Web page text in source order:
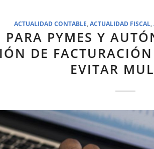
ACTUALIDAD CONTABLE ,ACTUALIDAD FISCAL ,
PARA PYMES Y
DE
EVITAR